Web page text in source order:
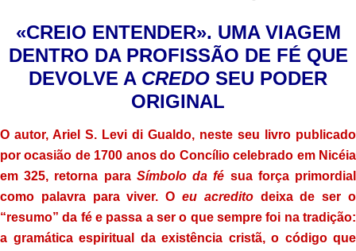
«CREIO ENTENDER». UMA VIAGEM
DENTRO DA PROFISSÃO DE FÉ QUE
DEVOLVE A CREDO SEU PODER
ORIGINAL
O autor, Ariel S. Levi di Gualdo, neste seu livro publicado
por ocasião de 1700 anos do Concílio celebrado em Nicéia
em 325, retorna para Símbolo da fé sua força primordial
como palavra para viver. O eu acreditodeixa de ser o
“resumo” da fé e passa a ser o que sempre foi na tradição:
a gramática espiritual da existência cristã, o código que